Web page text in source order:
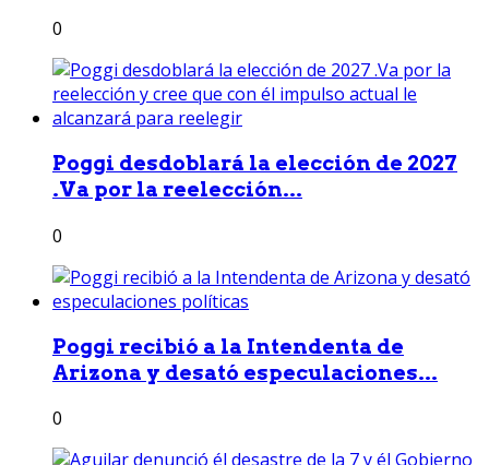
0
Poggi desdoblará la elección de 2027
.Va por la reelección...
0
Poggi recibió a la Intendenta de
Arizona y desató especulaciones...
0